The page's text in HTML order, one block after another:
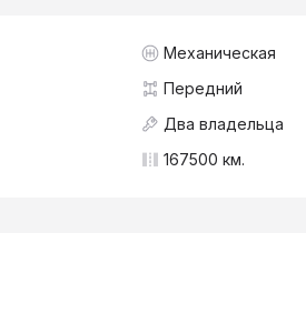
Механическая
Передний
Два владельца
167500 км.